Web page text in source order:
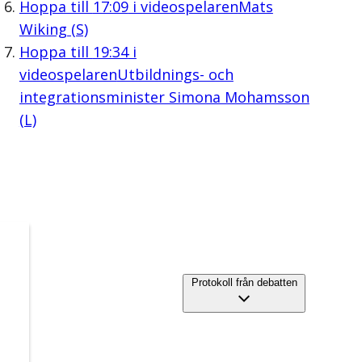
Hoppa till 17:09i videospelarenMats
Wiking (S)
Hoppa till 19:34i
videospelarenUtbildnings- och
integrationsminister Simona Mohamsson
(L)
Protokoll från debatten